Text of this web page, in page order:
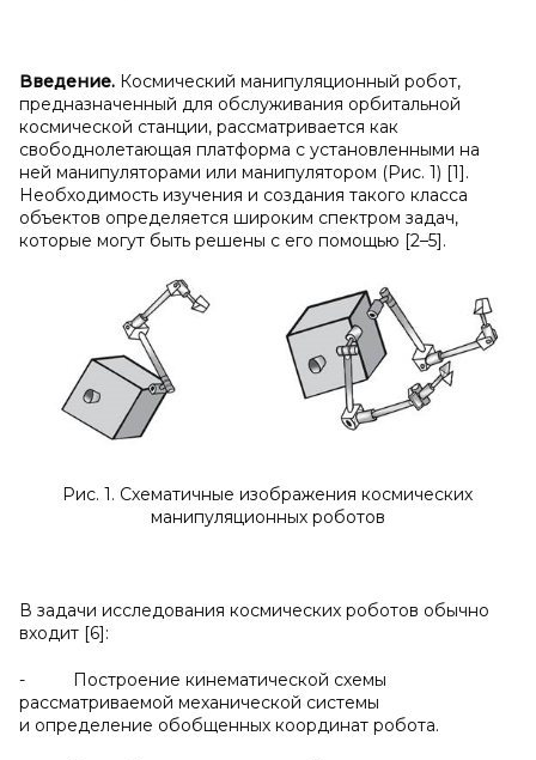
Введение. Космический манипуляционный робот,
предназначенный для обслуживания орбитальной
космической станции, рассматривается как
свободнолетающая платформа с установленными на
ней манипуляторами или манипулятором (Рис. 1) [1].
Необходимость изучения и создания такого класса
объектов определяется широким спектром задач,
которые могут быть решены с его помощью [2–5].
Рис. 1. Схематичные изображения космических
манипуляционных роботов
В задачи исследования космических роботов обычно
входит [6]:
- Построение кинематической схемы
рассматриваемой механической системы
и определение обобщенных координат робота.